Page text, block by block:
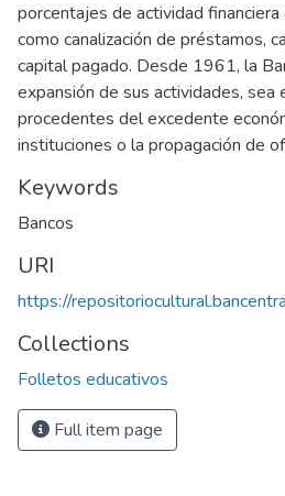
porcentajes de actividad
como canalización de préstamos,
capital pagado. Desde 1961, la
expansión de sus actividades,
procedentes del excedente
instituciones o la propagación de
Keywords
Bancos
URI
https://
Collections
Folletos educativos
Full item page